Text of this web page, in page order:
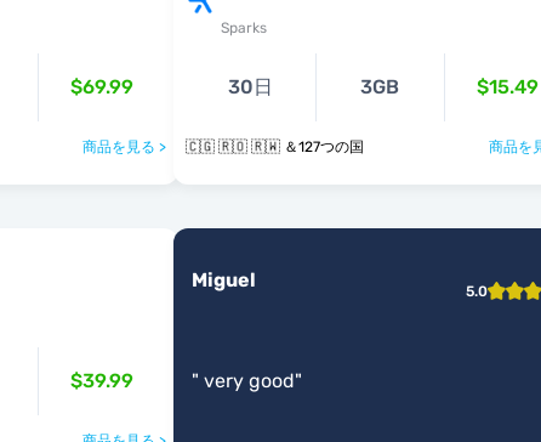
$69.99
商品を見る >
Sparks
30日 3GB $15.49
🇨🇬 🇷🇴 🇷🇼 ＆127つの国 商品を
$39.99
Miguel 5.0
" very good"